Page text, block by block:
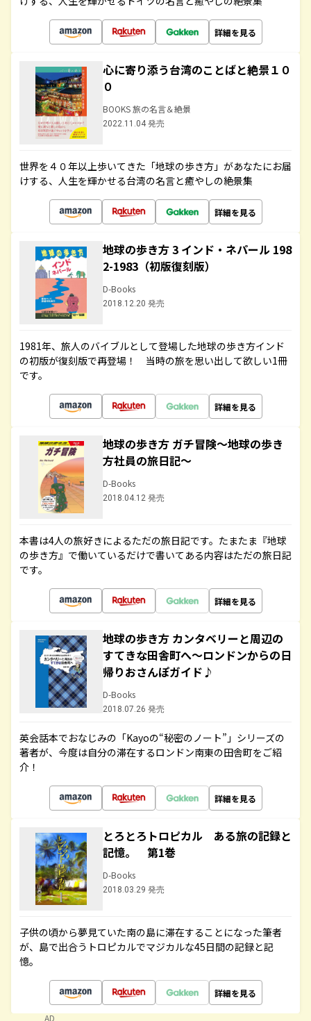
詳細を見る
心に寄り添う台湾のことばと絶景１０
０
BOOKS 旅の名言＆絶景
2022.11.04 発売
世界を４０年以上歩いてきた「地球の歩き方」があなたにお届
けする、人生を輝かせる台湾の名言と癒やしの絶景集
詳細を見る
地球の歩き方 3 インド・ネパール 198
2-1983（初版復刻版）
D-Books
2018.12.20 発売
1981年、旅人のバイブルとして登場した地球の歩き方インド
の初版が復刻版で再登場！ 当時の旅を思い出して欲しい1冊
です。
詳細を見る
地球の歩き方 ガチ冒険～地球の歩き
方社員の旅日記～
D-Books
2018.04.12 発売
本書は4人の旅好きによるただの旅日記です。たまたま『地球
の歩き方』で働いているだけで書いてある内容はただの旅日記
です。
詳細を見る
地球の歩き方 カンタベリーと周辺の
すてきな田舎町へ～ロンドンからの日
帰りおさんぽガイド♪
D-Books
2018.07.26 発売
英会話本でおなじみの「Kayoの“秘密のノート”」シリーズの
著者が、今度は自分の滞在するロンドン南東の田舎町をご紹
介！
詳細を見る
とろとろトロピカル ある旅の記録と
記憶。 第1巻
D-Books
2018.03.29 発売
子供の頃から夢見ていた南の島に滞在することになった筆者
が、島で出合うトロピカルでマジカルな45日間の記録と記
憶。
詳細を見る
AD